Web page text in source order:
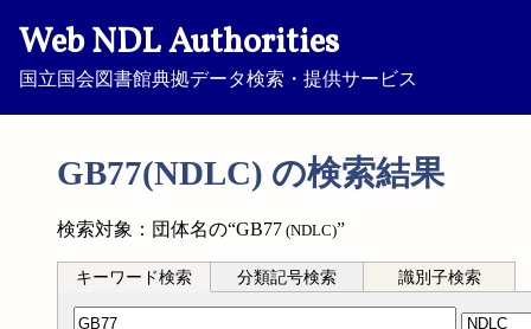
Web NDL Authorities
国立国会図書館典拠データ検索・提供サービス
GB77(NDLC) の検索結果
検索対象：団体名の“GB77 (NDLC)”
キーワード検索 分類記号検索 識別子検索
分類記号検索